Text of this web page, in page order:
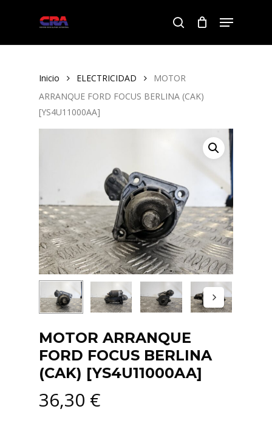
search
Menu
Inicio ELECTRICIDAD
MOTOR
ARRANQUE FORD FOCUS BERLINA (CAK)
[YS4U11000AA]
MOTOR ARRANQUE
FORD FOCUS BERLINA
(CAK) [YS4U11000AA]
36,30 €